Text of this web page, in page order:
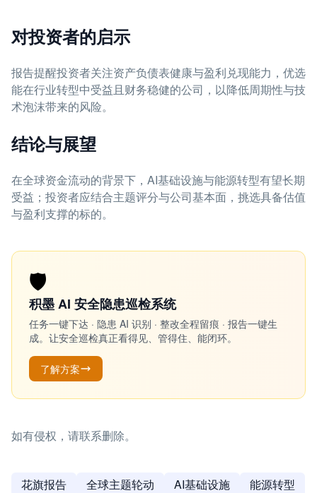
对投资者的启示
报告提醒投资者关注资产负债表健康与盈利兑现能力，优选
能在行业转型中受益且财务稳健的公司，以降低周期性与技
术泡沫带来的风险。
结论与展望
在全球资金流动的背景下，AI基础设施与能源转型有望长期
受益；投资者应结合主题评分与公司基本面，挑选具备估值
与盈利支撑的标的。
🛡️
积墨 AI 安全隐患巡检系统
任务一键下达 · 隐患 AI 识别 · 整改全程留痕 · 报告一键生
成。让安全巡检真正看得见、管得住、能闭环。
了解方案
如有侵权，请联系删除。
花旗报告 全球主题轮动 AI基础设施
能源转型